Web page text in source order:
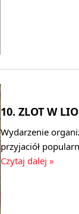
10. ZLOT W
Wydarzenie
przyjaciół
Czytaj dalej »